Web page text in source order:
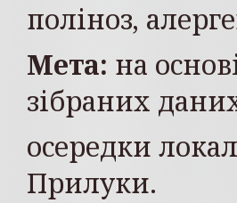
поліноз,
Мета: на
зібраних
осередки
Прилуки.